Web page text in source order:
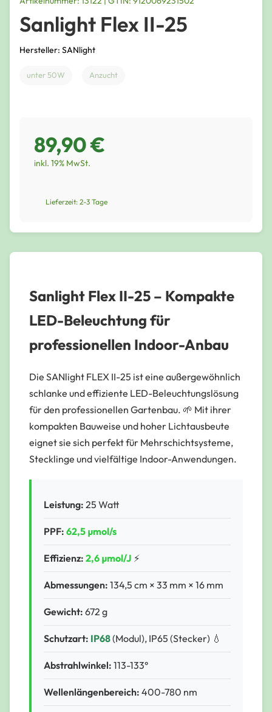
Sanlight Flex II-25
Hersteller: SANlight
unter 50W Anzucht
89,90 €
inkl. 19% MwSt.
Lieferzeit: 2-3 Tage
Sanlight Flex II-25 – Kompakte
LED-Beleuchtung für
professionellen Indoor-Anbau
Die SANlight FLEX II-25 ist eine außergewöhnlich
schlanke und effiziente LED-Beleuchtungslösung
für den professionellen Gartenbau. 🌱 Mit ihrer
kompakten Bauweise und hoher Lichtausbeute
eignet sie sich perfekt für Mehrschichtsysteme,
Stecklinge und vielfältige Indoor-Anwendungen.
Leistung: 25 Watt
PPF: 62,5 µmol/s
Effizienz: 2,6 µmol/J ⚡
Abmessungen: 134,5 cm × 33 mm × 16 mm
Gewicht: 672 g
Schutzart: IP68(Modul), IP65 (Stecker) 💧
Abstrahlwinkel: 113-133°
Wellenlängenbereich: 400-780 nm